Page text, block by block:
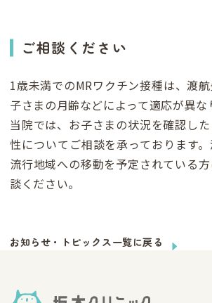
ご相談ください
1歳未満でのMRワクチン接種は、渡
子さまの月齢などによって適応が異な
当院では、お子さまの状況を確認し
性についてご相談を承っております
流行地域への移動を予定されている
談ください。
お知らせ・トピックス一覧に戻る